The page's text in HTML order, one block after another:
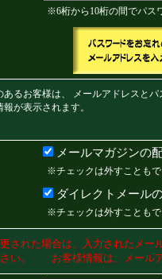
※6桁から10桁の間でパス
あるお客様は、 メールアドレスと
が表示されます。
メールマガジンの
※チェックは外すことも
ダイレクトメール
※チェックは外すことも
された場合は、入力されたメ
い。 お客様情報は、メール